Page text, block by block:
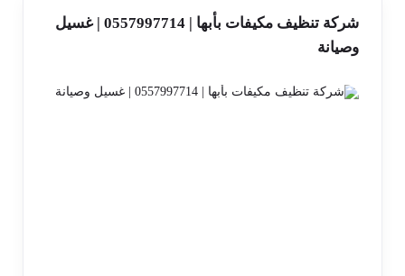
شركة تنظيف مكيفات بأبها | 0557997714 | غسيل
وصيانة